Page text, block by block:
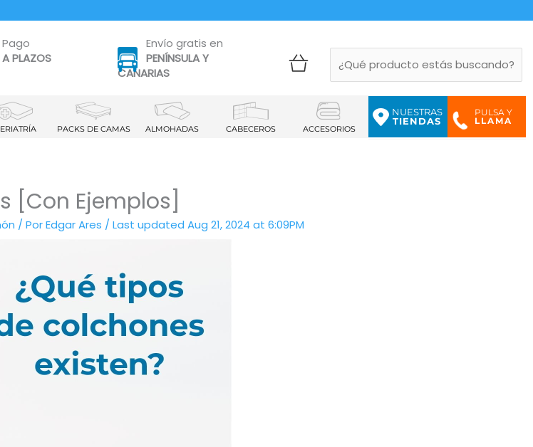
Pago
A PLAZOS
Envío gratis en
PENÍNSULA Y
CANARIAS
PACKS DE CAMAS ALMOHADAS CABECEROS ACCESORIOS
NUESTRAS
TIENDAS
PULSA Y
LLAMA
[Con Ejemplos]
/ PorEdgar Ares / Last updated Aug 21, 2024 at 6:09PM